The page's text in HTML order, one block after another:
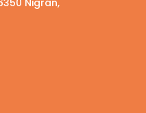
Nigrán,